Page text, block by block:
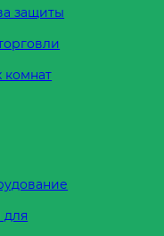
защиты
комнат
для